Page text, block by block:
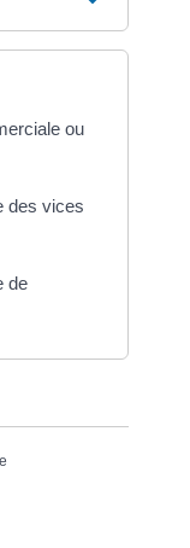
ou
des vices
de